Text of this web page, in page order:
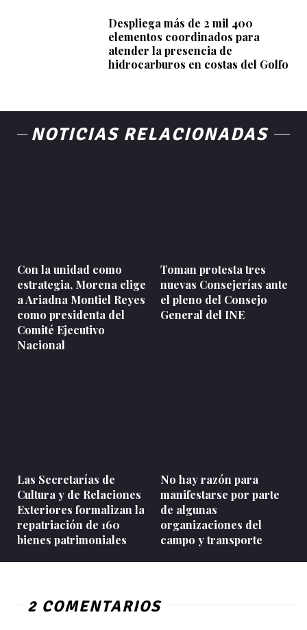
Despliega más de 2 mil 400
elementos coordinados para
atender la presencia de
hidrocarburos en costas del Golfo
NOTICIAS RELACIONADAS
Con la unidad como
estrategia, Morena elige
a Ariadna Montiel Reyes
como presidenta del
Comité Ejecutivo
Nacional
Toman protesta tres
nuevas Consejerías ante
el pleno del Consejo
General del INE
Las Secretarías de
Cultura y de Relaciones
Exteriores formalizan la
repatriación de 160
bienes patrimoniales
No hay razón para
manifestarse por parte
de algunas
organizaciones del
campo y transporte
2 COMENTARIOS